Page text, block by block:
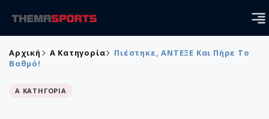
Αρχική Α Κατηγορία
Πιέστηκε, ΑΝΤΕΞΕ Και Πήρε Το
Βαθμό!
Α ΚΑΤΗΓΟΡΙΑ